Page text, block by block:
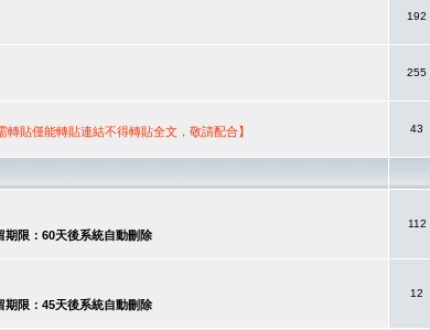
192
255
轉貼僅能轉貼連結不得轉貼全文，敬請配合】 43
60天後系統自動刪除
112
45天後系統自動刪除
12